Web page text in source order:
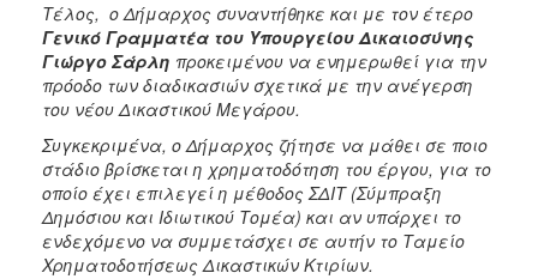
Τέλος, ο Δήμαρχος συναντήθηκε και με τον έτερο
Γενικό Γραμματέα του Υπουργείου Δικαιοσύνης
Γιώργο Σάρλη προκειμένου να ενημερωθεί για την
πρόοδο των διαδικασιών σχετικά με την ανέγερση
του νέου Δικαστικού Μεγάρου.
Συγκεκριμένα, ο Δήμαρχος ζήτησε να μάθει σε ποιο
στάδιο βρίσκεται η χρηματοδότηση του έργου, για το
οποίο έχει επιλεγεί η μέθοδος ΣΔΙΤ (Σύμπραξη
Δημόσιου και Ιδιωτικού Τομέα) και αν υπάρχει το
ενδεχόμενο να συμμετάσχει σε αυτήν το Ταμείο
Χρηματοδοτήσεως Δικαστικών Κτιρίων.